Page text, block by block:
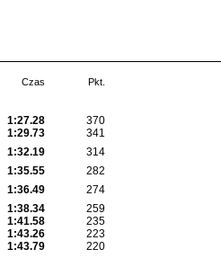
Czas Pkt.
1:27.28 370
1:29.73
341
1:32.19
314
1:35.55
282
1:36.49
274
1:38.34
259
1:41.58
235
1:43.26
223
1:43.79
220